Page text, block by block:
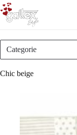
Salta
al
contenuto
Chic beige
Categorie